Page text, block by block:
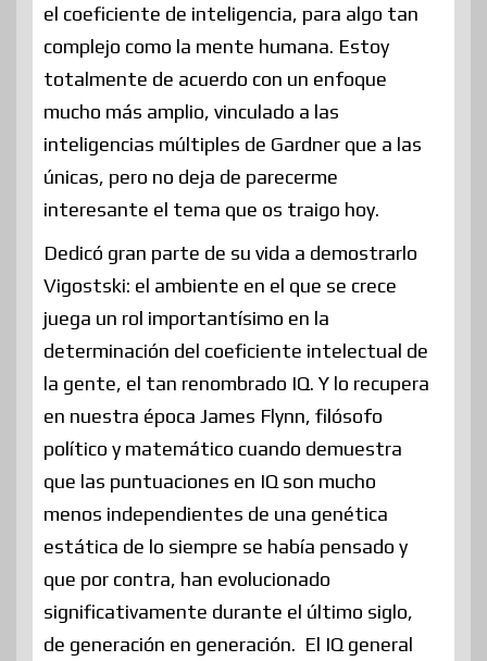
el coeficiente de inteligencia, para algo tan
complejo como la mente humana. Estoy
totalmente de acuerdo con un enfoque
mucho más amplio, vinculado a las
inteligencias múltiples de Gardner que a las
únicas, pero no deja de parecerme
interesante el tema que os traigo hoy.
Dedicó gran parte de su vida a demostrarlo
Vigostski: el ambiente en el que se crece
juega un rol importantísimo en la
determinación del coeficiente intelectual de
la gente, el tan renombrado IQ. Y lo recupera
en nuestra época James Flynn, filósofo
político y matemático cuando demuestra
que las puntuaciones en IQ son mucho
menos independientes de una genética
estática de lo siempre se había pensado y
que por contra, han evolucionado
significativamente durante el último siglo,
de generación en generación. El IQ general